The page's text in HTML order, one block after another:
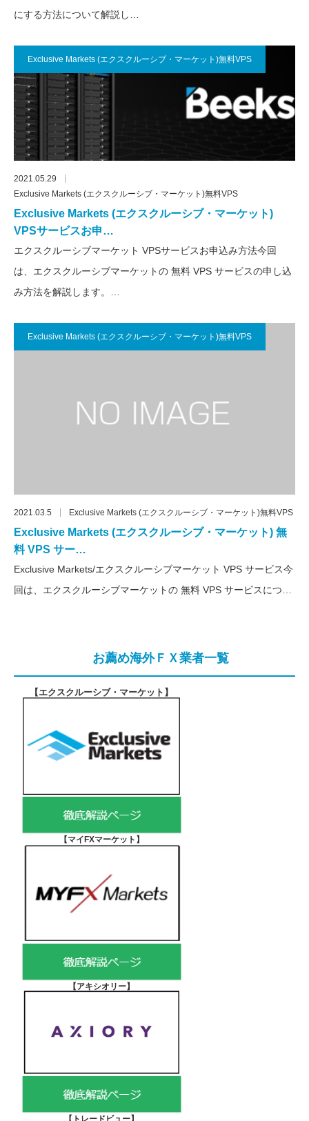
にする方法について解説し…
Exclusive Markets (エクスクルーシブ・マーケット)無料VPS
2021.05.29
Exclusive Markets (エクスクルーシブ・マーケット)無料VPS
Exclusive Markets (エクスクルーシブ・マーケット)
VPSサービスお申…
エクスクルーシブマーケット VPSサービスお申込み方法今回
は、エクスクルーシブマーケットの 無料 VPS サービスの申し込
み方法を解説します。…
Exclusive Markets (エクスクルーシブ・マーケット)無料VPS
2021.03.5 Exclusive Markets (エクスクルーシブ・マーケット)無料VPS
Exclusive Markets (エクスクルーシブ・マーケット) 無
料 VPS サー…
Exclusive Markets/エクスクルーシブマーケット VPS サービス今
回は、エクスクルーシブマーケットの 無料 VPS サービスにつ…
お薦め海外ＦＸ業者一覧
【エクスクルーシブ・マーケット 】
【マイFXマーケット 】
【アキシオリー】
【 トレードビュー】